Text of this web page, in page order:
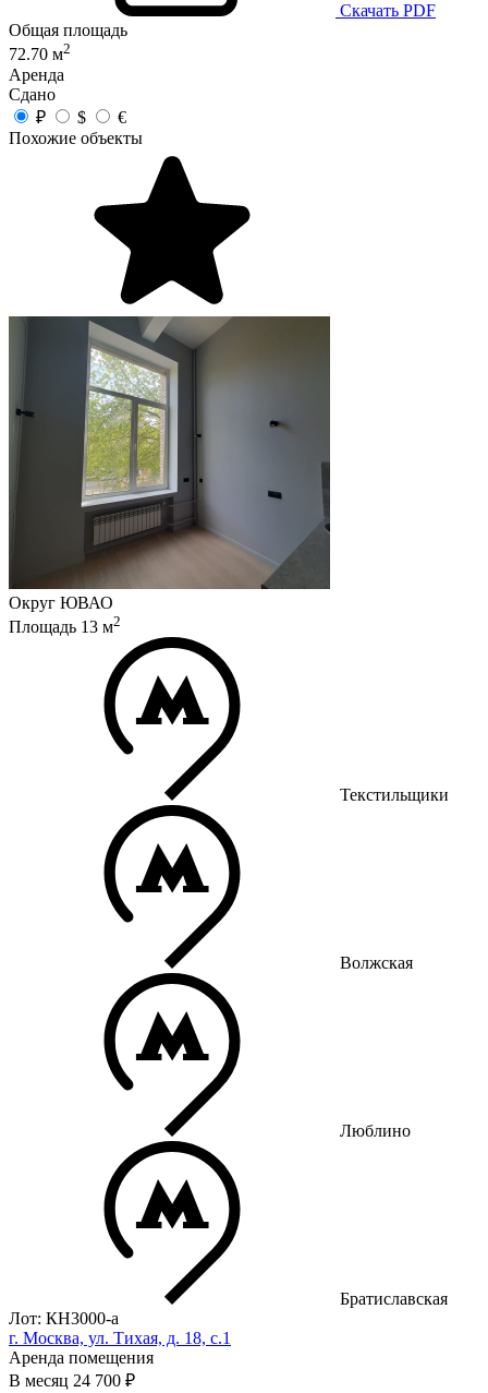
Скачать PDF
Общая площадь
72.70 м2
Аренда
Сдано
₽
$
€
Похожие объекты
Округ ЮВАО
Площадь 13 м2
Текстильщики
Волжская
Люблино
Братиславская
Лот: КН3000-a
г. Москва, ул. Тихая, д. 18, с.1
Аренда помещения
В месяц 24 700 ₽